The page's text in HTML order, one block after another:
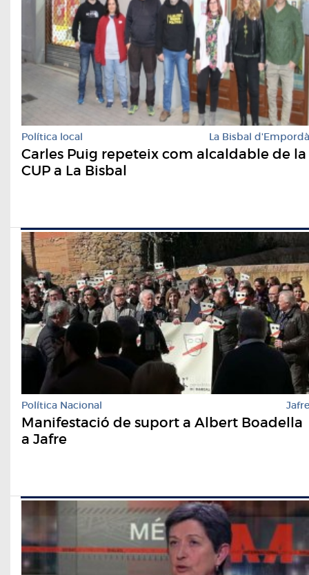
Política local La Bisbal d'Empordà
Carles Puig repeteix com alcaldable de la
CUP a La Bisbal
Política Nacional Jafre
Manifestació de suport a Albert Boadella
a Jafre